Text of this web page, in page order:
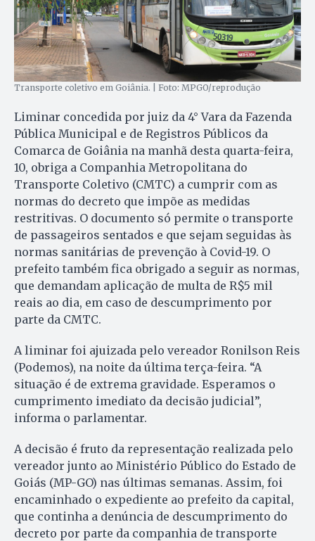
Transporte coletivo em Goiânia. | Foto: MPGO/reprodução
Liminar concedida por juiz da 4° Vara da Fazenda
Pública Municipal e de Registros Públicos da
Comarca de Goiânia na manhã desta quarta-feira,
10, obriga a Companhia Metropolitana do
Transporte Coletivo (CMTC) a cumprir com as
normas do decreto que impõe as medidas
restritivas. O documento só permite o transporte
de passageiros sentados e que sejam seguidas às
normas sanitárias de prevenção à Covid-19. O
prefeito também fica obrigado a seguir as normas,
que demandam aplicação de multa de R$5 mil
reais ao dia, em caso de descumprimento por
parte da CMTC.
A liminar foi ajuizada pelo vereador Ronilson Reis
(Podemos), na noite da última terça-feira. “A
situação é de extrema gravidade. Esperamos o
cumprimento imediato da decisão judicial”,
informa o parlamentar.
A decisão é fruto da representação realizada pelo
vereador junto ao Ministério Público do Estado de
Goiás (MP-GO) nas últimas semanas. Assim, foi
encaminhado o expediente ao prefeito da capital,
que continha a denúncia de descumprimento do
decreto por parte da companhia de transporte